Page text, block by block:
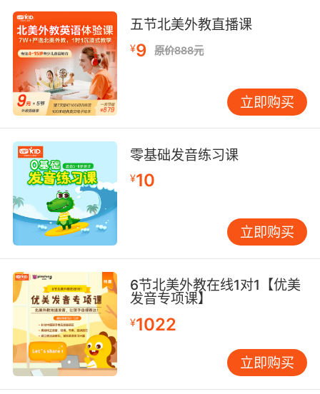
马上点击【 阅读原文】查收礼物吧！
五节北美外教直播课
¥9 原价888元
立即购买
零基础发音练习课
¥10
立即购买
6节北美外教在线1对1【优美
发音专项课】
¥1022
立即购买